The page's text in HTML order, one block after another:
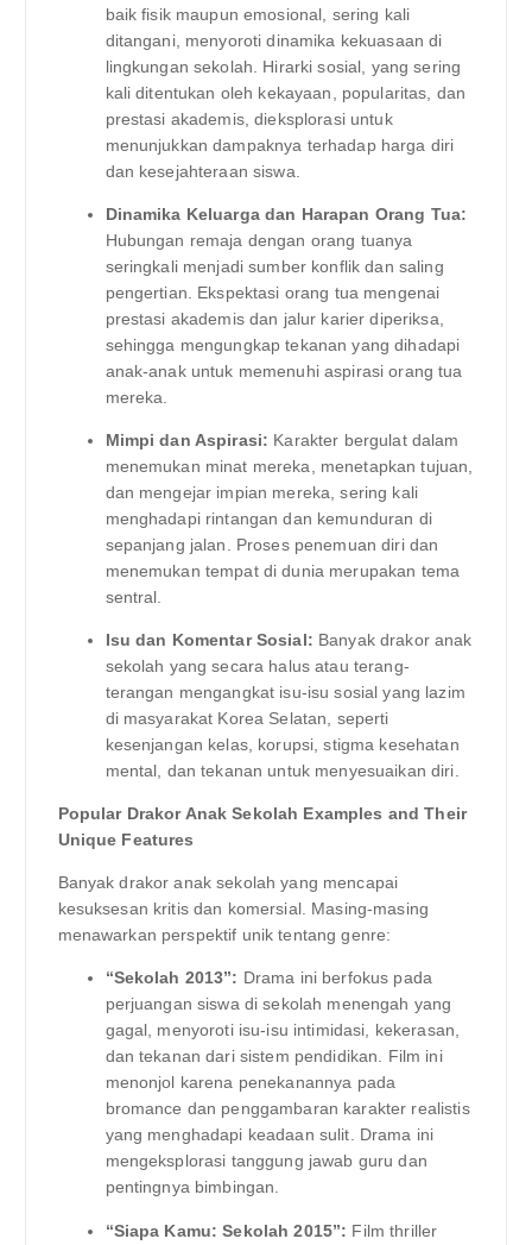
baik fisik maupun emosional, sering kali
ditangani, menyoroti dinamika kekuasaan di
lingkungan sekolah. Hirarki sosial, yang sering
kali ditentukan oleh kekayaan, popularitas, dan
prestasi akademis, dieksplorasi untuk
menunjukkan dampaknya terhadap harga diri
dan kesejahteraan siswa.
Dinamika Keluarga dan Harapan Orang Tua:
Hubungan remaja dengan orang tuanya
seringkali menjadi sumber konflik dan saling
pengertian. Ekspektasi orang tua mengenai
prestasi akademis dan jalur karier diperiksa,
sehingga mengungkap tekanan yang dihadapi
anak-anak untuk memenuhi aspirasi orang tua
mereka.
Mimpi dan Aspirasi: Karakter bergulat dalam
menemukan minat mereka, menetapkan tujuan,
dan mengejar impian mereka, sering kali
menghadapi rintangan dan kemunduran di
sepanjang jalan. Proses penemuan diri dan
menemukan tempat di dunia merupakan tema
sentral.
Isu dan Komentar Sosial: Banyak drakor anak
sekolah yang secara halus atau terang-
terangan mengangkat isu-isu sosial yang lazim
di masyarakat Korea Selatan, seperti
kesenjangan kelas, korupsi, stigma kesehatan
mental, dan tekanan untuk menyesuaikan diri.
Popular Drakor Anak Sekolah Examples and Their
Unique Features
Banyak drakor anak sekolah yang mencapai
kesuksesan kritis dan komersial. Masing-masing
menawarkan perspektif unik tentang genre:
“Sekolah 2013”: Drama ini berfokus pada
perjuangan siswa di sekolah menengah yang
gagal, menyoroti isu-isu intimidasi, kekerasan,
dan tekanan dari sistem pendidikan. Film ini
menonjol karena penekanannya pada
bromance dan penggambaran karakter realistis
yang menghadapi keadaan sulit. Drama ini
mengeksplorasi tanggung jawab guru dan
pentingnya bimbingan.
“Siapa Kamu: Sekolah 2015”: Film thriller